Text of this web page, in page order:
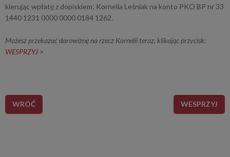
kierując wpłatę z dopiskiem: Kornelia Leśniak na konto PKO BP nr 33
1440 1231 0000 0000 0184 1262.
Możesz przekazać darowiznę na rzecz Kornelii teraz, klikając przycisk:
WESPRZYJ >
WRÓĆ WESPRZYJ